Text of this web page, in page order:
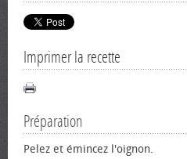
Imprimer la recette
Préparation
Pelez et émincez l'oignon.